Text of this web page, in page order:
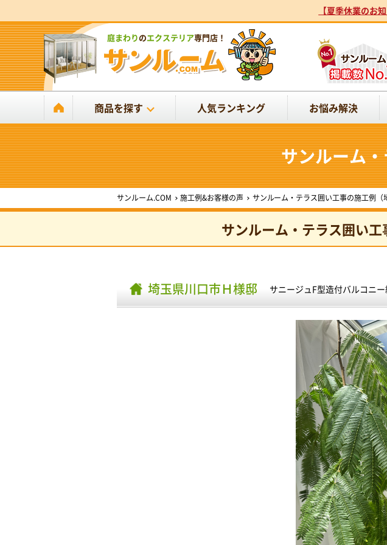
【夏季休業のお
庭まわりのエクステリア専門店！
商品を探す 人気ランキング お悩み解決
サンルーム
サンルーム.COM 施工例&お客様の声 サンルーム・テラス囲い工事の施工例（
サンルーム・テラス囲い工
埼玉県川口市Ｈ様邸 サニージュF型造付バルコニー